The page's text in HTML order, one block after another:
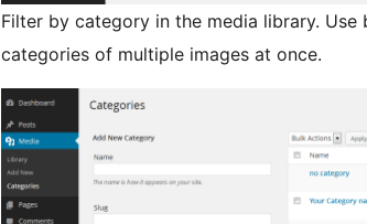
Filter by category in the media library.
categories of multiple images at once.